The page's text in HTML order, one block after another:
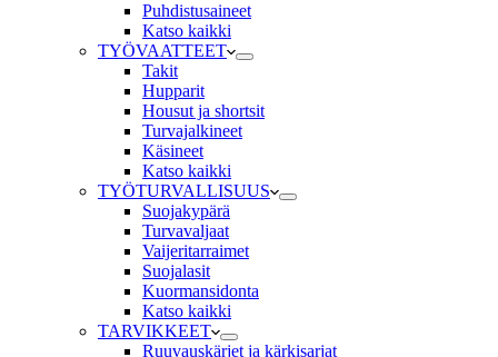
Puhdistusaineet
Katso kaikki
TYÖVAATTEET
Takit
Hupparit
Housut ja shortsit
Turvajalkineet
Käsineet
Katso kaikki
TYÖTURVALLISUUS
Suojakypärä
Turvavaljaat
Vaijeritarraimet
Suojalasit
Kuormansidonta
Katso kaikki
TARVIKKEET
Ruuvauskärjet ja kärkisarjat